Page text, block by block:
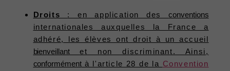
Droits : en application desconventions
internationales auxquelles la France a
adhéré, les élèves ont droit à un accueil
bienveillantet non discriminant. Ainsi,
conformémentà l'article 28 de la Convention